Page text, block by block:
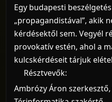
Egy budapesti
„propagandistával”, akik
kérdésektől sem. Vegyél
provokatív estén, ahol a
kulcskérdéseit tárjuk
Résztvevők:
Ambrózy Áron